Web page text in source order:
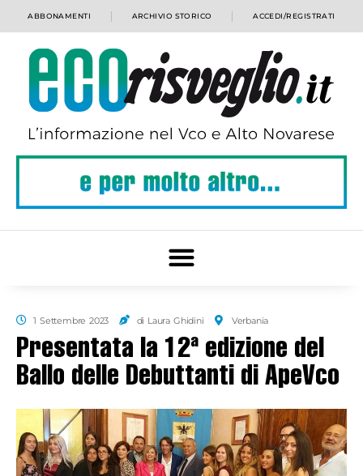
ABBONAMENTI ARCHIVIO STORICO ACCEDI/REGISTRATI
1 Settembre 2023 di Laura Ghidini Verbania
Presentata la 12ª edizione del
Ballo delle Debuttanti di ApeVco